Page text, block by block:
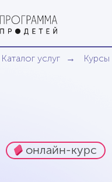
Каталог услуг → Курсы
онлайн-курс